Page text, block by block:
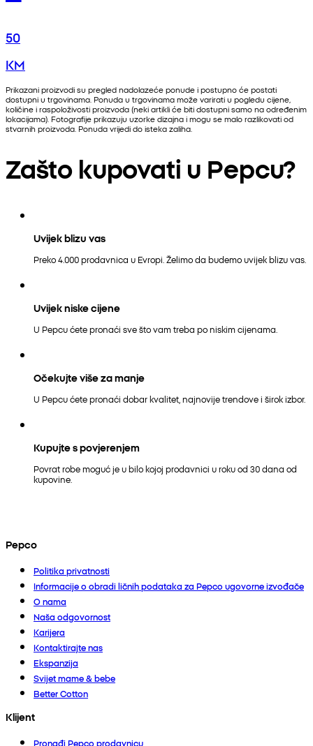
50
KM
Prikazani proizvodi su pregled nadolazeće ponude i postupno će postati
dostupni u trgovinama. Ponuda u trgovinama može varirati u pogledu cijene,
količine i raspoloživosti proizvoda (neki artikli će biti dostupni samo na određenim
lokacijama). Fotografije prikazuju uzorke dizajna i mogu se malo razlikovati od
stvarnih proizvoda. Ponuda vrijedi do isteka zaliha.
Zašto kupovati u Pepcu?
Uvijek blizu vas
Preko 4.000 prodavnica u Evropi. Želimo da budemo uvijek blizu vas.
Uvijek niske cijene
U Pepcu ćete pronaći sve što vam treba po niskim cijenama.
Očekujte više za manje
U Pepcu ćete pronaći dobar kvalitet, najnovije trendove i širok izbor.
Kupujte s povjerenjem
Povrat robe moguć je u bilo kojoj prodavnici u roku od 30 dana od
kupovine.
Pepco
Politika privatnosti
Informacije o obradi ličnih podataka za Pepco ugovorne izvođače
O nama
Naša odgovornost
Karijera
Kontaktirajte nas
Ekspanzija
Svijet mame & bebe
Better Cotton
Klijent
Pronađi Pepco prodavnicu